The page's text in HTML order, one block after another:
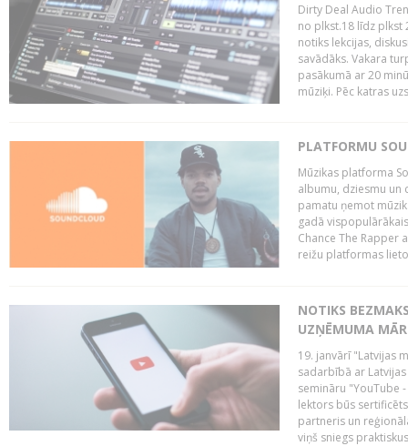
Dirty Deal Audio
no plkst.18 līdz plkst
notiks lekcijas,
savādāks. Vakara
pasākumā ar 20
mūziķi. Pēc katras
PLATFORMU
Mūzikas platforma
albumu, dziesmu un
pamatu ņemot
gadā
Chance The Rapper
reižu platformas
NOTIKS
UZŅĒMUMA
19. janvārī "Latvijas
sadarbībā ar
semināru "YouTube
lektors būs
partneris un
viņš sniegs